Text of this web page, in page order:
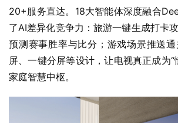
20+服务直达。18大智能体深度融合
了AI差异化竞争力：旅游一键生成打卡
预测赛事胜率与比分；游戏场景推送
屏、一键分屏等设计，让电视真正成为“
家庭智慧中枢。